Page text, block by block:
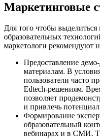
Маркетинговые
Для того чтобы
образовательных
маркетологи рекомендуют
Предоставление
материалам. В
пользователи часто
Edtech-решениям.
позволяет
и привлечь
Формирование
образовательный
вебинарах и в СМИ.